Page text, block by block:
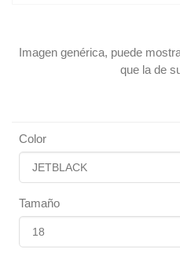
Imagen genérica, puede
que la de
Color
Tamaño